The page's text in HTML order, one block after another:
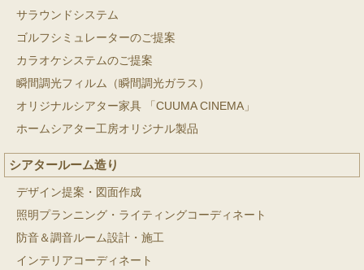
サラウンドシステム
ゴルフシミュレーターのご提案
カラオケシステムのご提案
瞬間調光フィルム（瞬間調光ガラス）
オリジナルシアター家具 「CUUMA CINEMA」
ホームシアター工房オリジナル製品
シアタールーム造り
デザイン提案・図面作成
照明プランニング・ライティングコーディネート
防音＆調音ルーム設計・施工
インテリアコーディネート